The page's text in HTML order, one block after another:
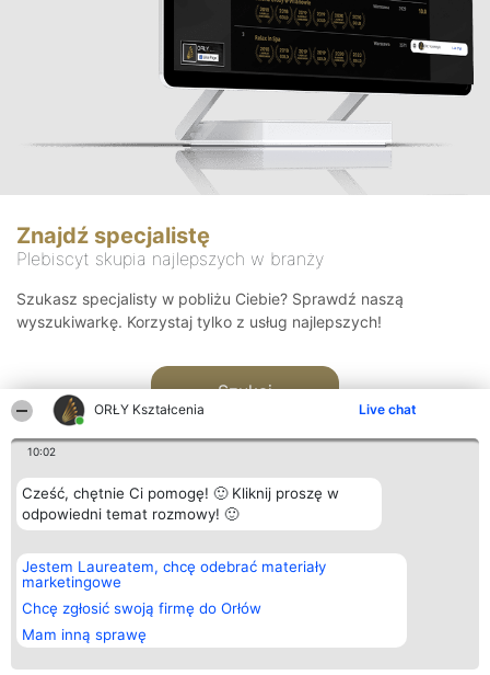
ORŁY Kształcenia Live chat
10:02
Cześć, chętnie Ci pomogę! 🙂 Kliknij proszę w
odpowiedni temat rozmowy! 🙂
Jestem Laureatem, chcę odebrać materiały
marketingowe
Chcę zgłosić swoją firmę do Orłów
Mam inną sprawę
Znajdź specjalistę
Plebiscyt skupia najlepszych w branży
Szukasz specjalisty w pobliżu Ciebie? Sprawdź naszą
wyszukiwarkę. Korzystaj tylko z usług najlepszych!
Szukaj
Organizator plebiscytu
Bright Side Solutions sp. z o.
o. sp. k.
ul. Ruska 22
Wrocław 50-079
KRS 0000749100 | Regon
381313360 | NIP 8943132676
Plebiscyt
Laureaci
wszystkich
Laureatów
Regulamin
Kontakt
Kontakt